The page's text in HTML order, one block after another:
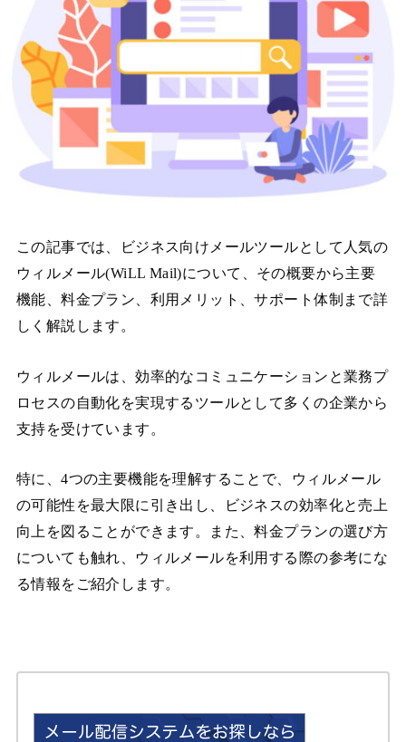
この記事では、ビジネス向けメールツールとして人気の
ウィルメール(WiLL Mail)について、その概要から主要
機能、料金プラン、利用メリット、サポート体制まで詳
しく解説します。
ウィルメールは、効率的なコミュニケーションと業務プ
ロセスの自動化を実現するツールとして多くの企業から
支持を受けています。
特に、4つの主要機能を理解することで、ウィルメール
の可能性を最大限に引き出し、ビジネスの効率化と売上
向上を図ることができます。また、料金プランの選び方
についても触れ、ウィルメールを利用する際の参考にな
る情報をご紹介します。